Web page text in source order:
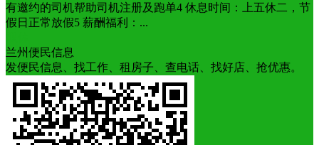
有邀约的司机帮助司机注册及跑单4 休息时间：上五休二，节
假日正常放假5 薪酬福利：...
兰州便民信息
发便民信息、找工作、租房子、查电话、找好店、抢优惠。